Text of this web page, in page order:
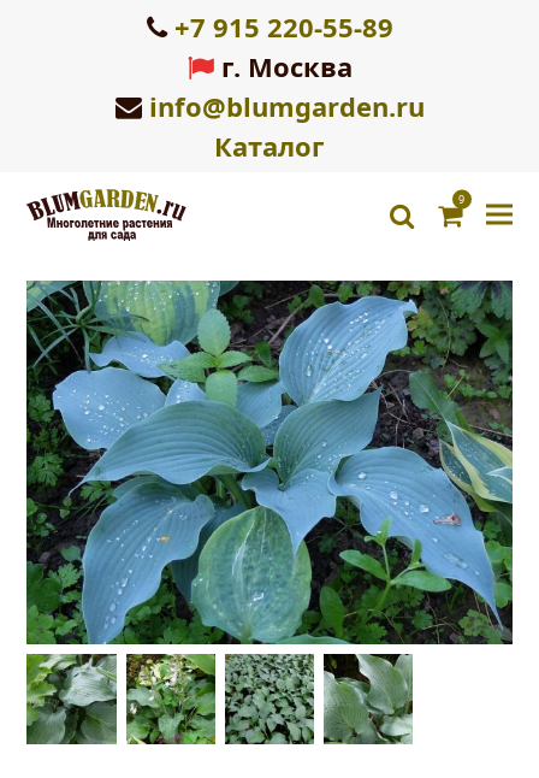
+7 915 220-55-89
г. Москва
info@blumgarden.ru
Каталог
search
9